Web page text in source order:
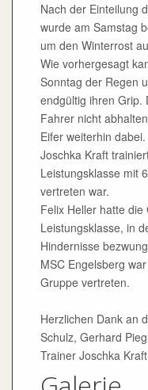
Nach der Einteilung
wurde am Samstag
um den Winterrost
Wie vorhergesagt
Sonntag der Regen
endgültig ihren Grip.
Fahrer nicht
Eifer weiterhin dabei.
Joschka Kraft
Leistungsklasse mit
vertreten war.
Felix Heller hatte
Leistungsklasse, in
Hindernisse
MSC Engelsberg
Gruppe vertreten.
Herzlichen Dank an
Schulz, Gerhard
Trainer Joschka